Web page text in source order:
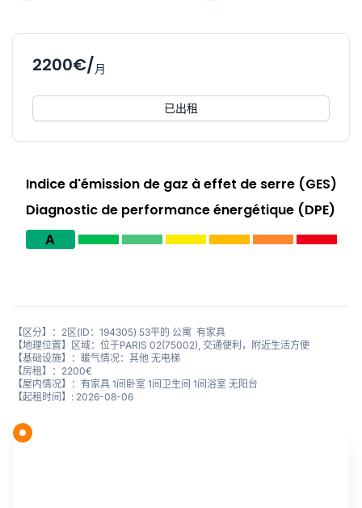
2200€/月
已出租
Indice d'émission de gaz à effet de serre (GES)
Diagnostic de performance énergétique (DPE)
A
【区分】：2区(ID：194305) 53平的 公寓 有家具
【地理位置】区域：位于PARIS 02(75002), 交通便利，附近生活方便
【基础设施】：暖气情况：其他 无电梯
【房租】：2200€
【屋内情况】：有家具 1间卧室 1间卫生间 1间浴室 无阳台
【起租时间】: 2026-08-06